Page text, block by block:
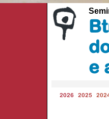
e
2026 2025